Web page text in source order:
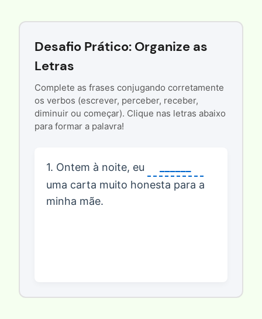
Desafio Prático: Organize as
Letras
Complete as frases conjugando corretamente
os verbos (escrever, perceber, receber,
diminuir ou começar). Clique nas letras abaixo
para formar a palavra!
1. Ontem à noite, eu
uma carta muito honesta para a
minha mãe.